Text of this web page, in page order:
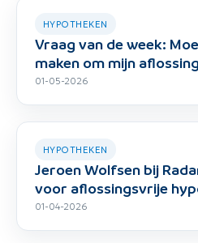
HYPOTHEKEN
Vraag van de week:
maken om mijn
01-05-2026
HYPOTHEKEN
Jeroen Wolfsen bij
voor aflossingsvrije
01-04-2026